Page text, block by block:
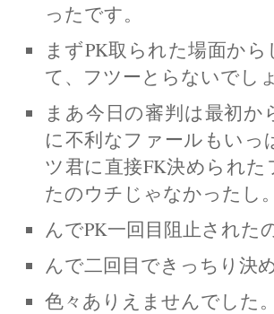
ったです。
まずPK取られた場面か
て、フツーとらないでし
まあ今日の審判は最初
に不利なファールもい
ツ君に直接FK決められ
たのウチじゃなかったし。
んでPK一回目阻止された
んで二回目できっちり決
色々ありえませんでした。